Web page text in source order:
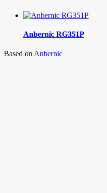
Anbernic RG351P
Based on Anbernic